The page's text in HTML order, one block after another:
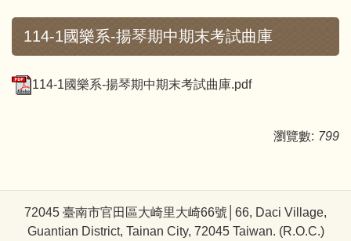
114-1國樂系-揚琴期中期末考試曲庫
114-1國樂系-揚琴期中期末考試曲庫.pdf
瀏覽數: 799
72045 臺南市官田區大崎里大崎66號│66, Daci Village,
Guantian District, Tainan City, 72045 Taiwan. (R.O.C.)